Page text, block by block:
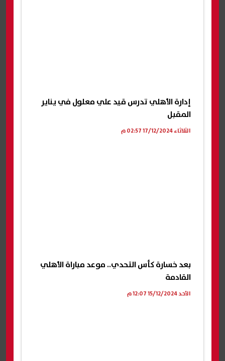
إدارة الأهلي تدرس قيد علي معلول في يناير
المقبل
الثلاثاء 17/12/2024 02:57 م
بعد خسارة كأس التحدي.. موعد مباراة الأهلي
القادمة
الأحد 15/12/2024 12:07 م